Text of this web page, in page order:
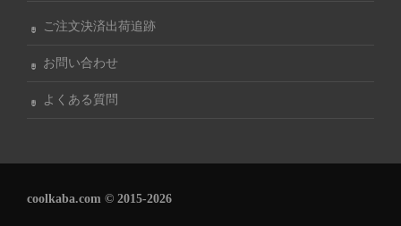
ご注文決済出荷追跡
お問い合わせ
よくある質問
coolkaba.com © 2015-2026